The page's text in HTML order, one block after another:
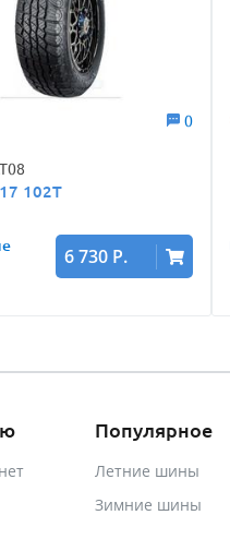
0
102T
6 730 Р.
Популярное
Летние шины
Зимние шины